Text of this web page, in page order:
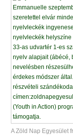
A Zöld Nap Egyesület